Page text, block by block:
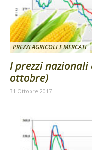
PREZZI AGRICOLI E MERCATI
I prezzi
ottobre)
31 Ottobre 2017